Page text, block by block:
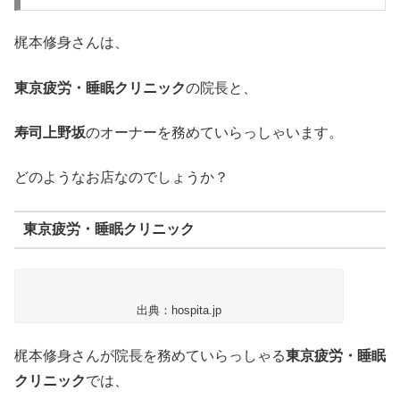
梶本修身さんは、
東京疲労・睡眠クリニックの院長と、
寿司上野坂のオーナーを務めていらっしゃいます。
どのようなお店なのでしょうか？
東京疲労・睡眠クリニック
出典：hospita.jp
梶本修身さんが院長を務めていらっしゃる東京疲労・睡眠
クリニックでは、